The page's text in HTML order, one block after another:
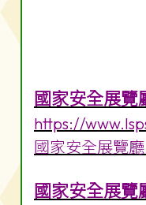
國家安全展覽
https://
國家安全展覽
國家安全展覽